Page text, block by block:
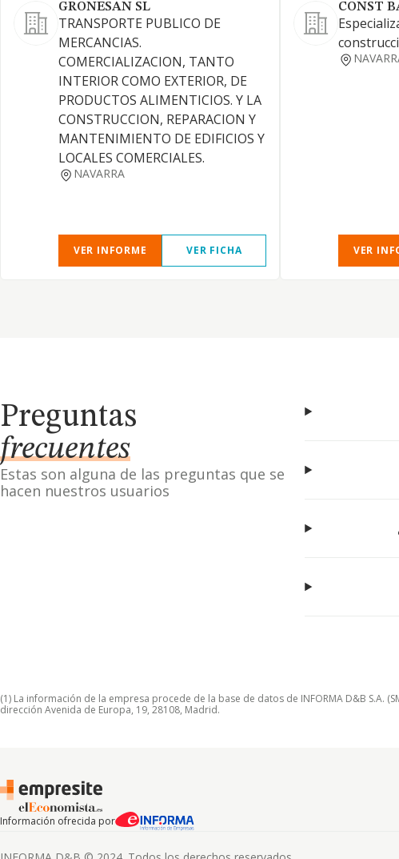
GRONESAN SL
TRANSPORTE PUBLICO DE
MERCANCIAS.
COMERCIALIZACION, TANTO
INTERIOR COMO EXTERIOR, DE
PRODUCTOS ALIMENTICIOS. Y LA
CONSTRUCCION, REPARACION Y
MANTENIMIENTO DE EDIFICIOS Y
LOCALES COMERCIALES.
NAVARRA
VER INFORME VER FICHA
CONST
VER
Preguntas
frecuentes
Estas son alguna de las preguntas que se
hacen nuestros usuarios
(1) La información de la empresa procede de la base de datos de INFORMA D&B
dirección Avenida de Europa, 19, 28108, Madrid.
Información ofrecida por